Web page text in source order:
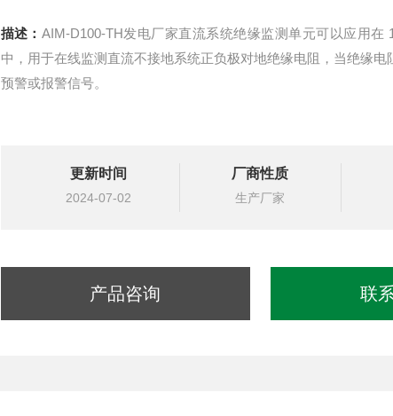
描述： AIM-D100-TH发电厂家直流系统绝缘监测单元可以应用在
中，用于在线监测直流不接地系统正负极对地绝缘电阻，当绝缘电
预警或报警信号。
更新时间
2024-07-02
厂商性质
生产厂家
产品咨询 联